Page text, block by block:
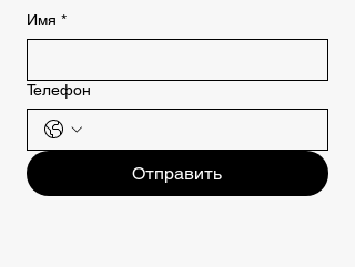
Имя *
Телефон
Отправить